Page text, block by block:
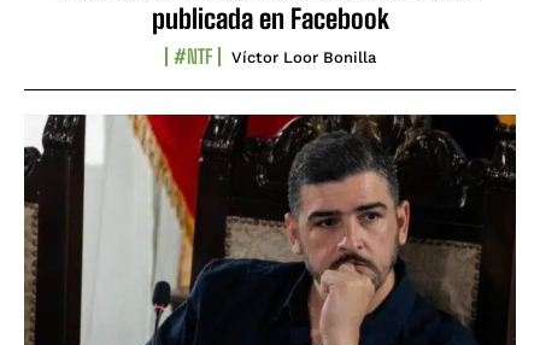
publicada en Facebook
#NTF Víctor Loor Bonilla